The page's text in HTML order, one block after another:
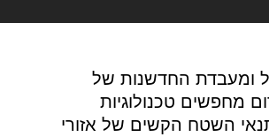
ומעבדת החדשנות של
מחפשים טכנולוגיות
השטח הקשים של אזורי